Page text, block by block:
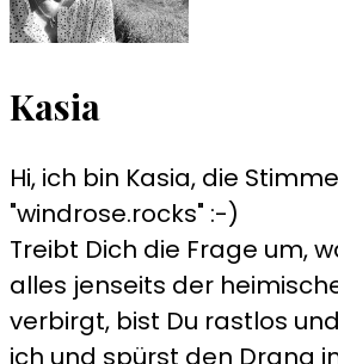
Kasia
Hi, ich bin Kasia, die
"windrose.rocks" :-)
Treibt Dich die Frage um,
alles jenseits der
verbirgt, bist Du rastlos
ich und spürst den Drang